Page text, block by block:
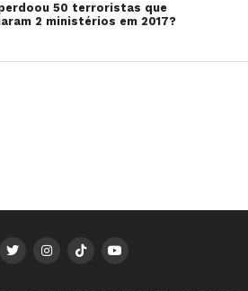
50 terroristas que
2 ministérios em 2017?